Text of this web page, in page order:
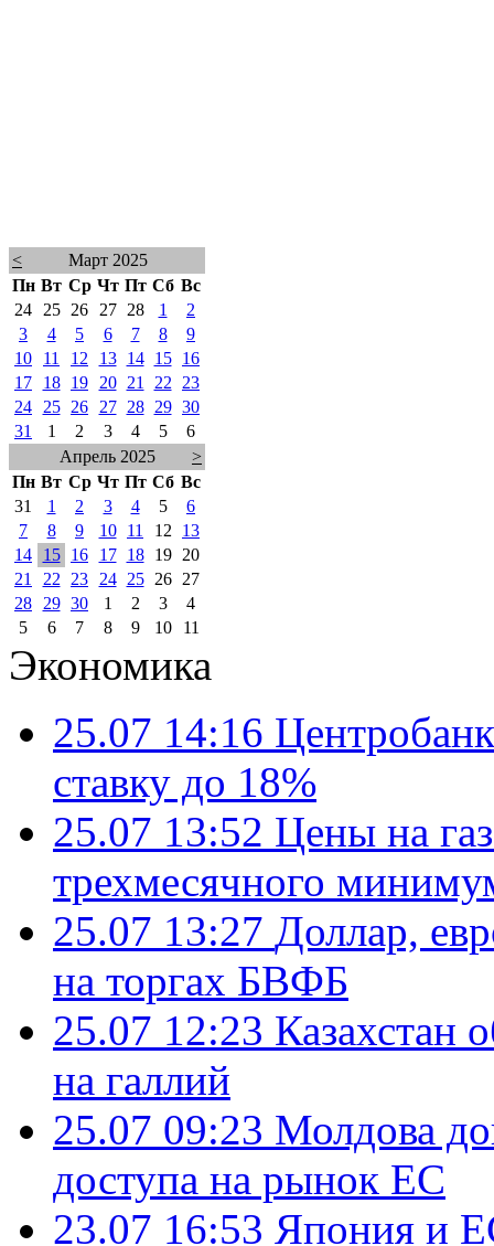
<
Март 2025
Пн Вт Ср Чт Пт Сб Вс
24
25 26 27 28 1
2
3
4 5 6 7 8
9
10
11 12 13 14 15
16
17
18 19 20 21 22
23
24
25 26 27 28 29 30
31
1 2 3 4 5
6
Апрель 2025
>
Пн Вт Ср Чт Пт Сб Вс
31
1 2 3 4 5
6
7
8 9 10 11 12
13
14
15 16 17 18 19
20
21
22 23 24 25 26
27
28
29 30 1 2 3
4
5
6 7 8 9 10 11
Экономика
25.07 14:16
ставку до 18%
25.07 13:52 Цены на
трехмесячного
25.07 13:27 Доллар,
на торгах БВФБ
25.07 12:23 Казахстан
на галлий
25.07 09:23 Молдова
доступа на рынок ЕС
23.07 16:53 Япония и